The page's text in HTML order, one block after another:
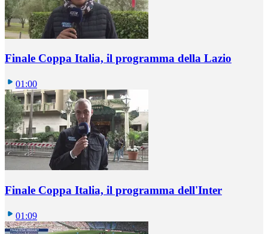
Finale Coppa Italia, il programma della Lazio
01:00
Finale Coppa Italia, il programma dell'Inter
01:09